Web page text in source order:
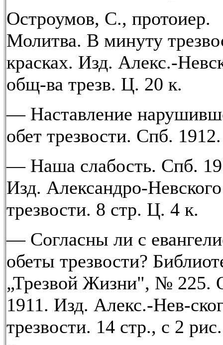
Остроумов, С., протоиер.
Молитва. В минуту
красках. Изд. Алекс.-
общ-ва трезв. Ц. 20 к.
— Наставление
обет трезвости. Спб.
— Наша слабость. Спб.
Изд. Александро-
трезвости. 8 стр. Ц. 4 к.
— Согласны ли с
обеты трезвости?
„Трезвой Жизни", № 225.
1911. Изд. Алекс.-Нев-
трезвости. 14 стр., с 2